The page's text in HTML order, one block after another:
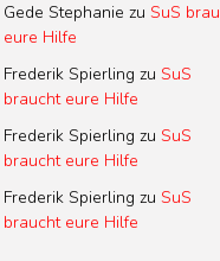
Gede Stephanie zu SuS
eure Hilfe
Frederik Spierling zu SuS
braucht eure Hilfe
Frederik Spierling zu SuS
braucht eure Hilfe
Frederik Spierling zu SuS
braucht eure Hilfe